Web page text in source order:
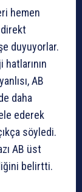
hemen
direkt
duyuyorlar.
AB
daha
ederek
söyledi.
AB üst
belirtti.